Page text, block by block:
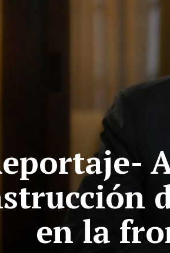
en la